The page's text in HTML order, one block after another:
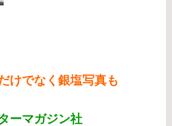
けでなく銀塩写真も
ーマガジン社